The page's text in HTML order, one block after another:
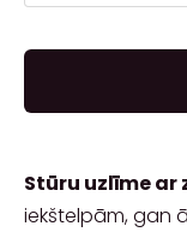
Stūru uzlīme
iekštelpām, gan